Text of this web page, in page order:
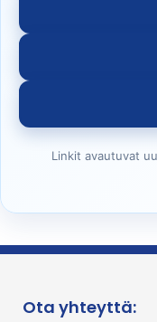
Linkit avautuvat
Ota yhteyttä: